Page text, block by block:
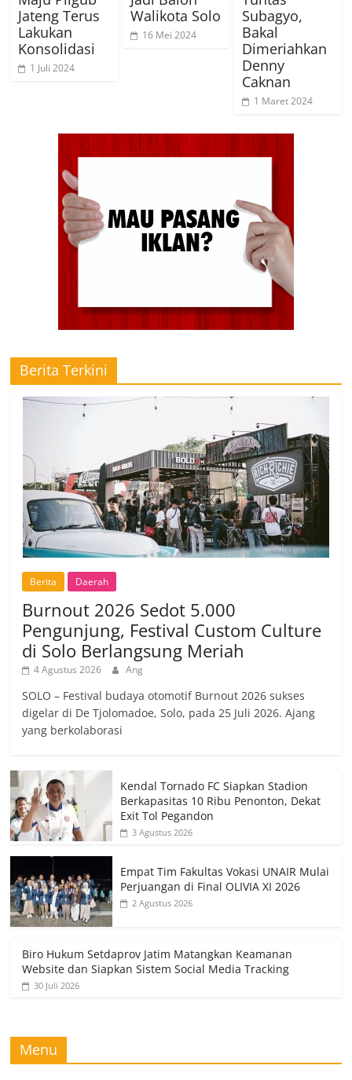
Jateng Terus
Lakukan
Konsolidasi
1 Juli 2024
Walikota Solo
16 Mei 2024
Subagyo,
Bakal
Dimeriahkan
Denny
Caknan
1 Maret 2024
Berita Terkini
Berita Daerah
Burnout 2026 Sedot 5.000
Pengunjung, Festival Custom Culture
di Solo Berlangsung Meriah
4 Agustus 2026 Ang
SOLO – Festival budaya otomotif Burnout 2026 sukses
digelar di De Tjolomadoe, Solo, pada 25 Juli 2026. Ajang
yang berkolaborasi
Kendal Tornado FC Siapkan Stadion
Berkapasitas 10 Ribu Penonton, Dekat
Exit Tol Pegandon
3 Agustus 2026
Empat Tim Fakultas Vokasi UNAIR Mulai
Perjuangan di Final OLIVIA XI 2026
2 Agustus 2026
Biro Hukum Setdaprov Jatim Matangkan Keamanan
Website dan Siapkan Sistem Social Media Tracking
30 Juli 2026
Menu